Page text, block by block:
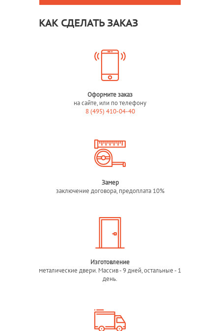
КАК СДЕЛАТЬ ЗАКАЗ
Оформите заказ
на сайте, или по телефону
8 (495) 410-04-40
Замер
заключение договора, предоплата 10%
Изготовление
металические двери. Массив - 9 дней, остальные - 1
день.